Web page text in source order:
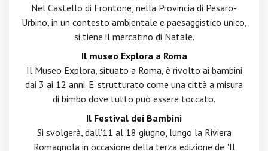
Nel Castello di Frontone, nella Provincia di Pesaro-
Urbino, in un contesto ambientale e paesaggistico unico,
si tiene il mercatino di Natale.
Il museo Explora a Roma
Il Museo Explora, situato a Roma, è rivolto ai bambini
dai 3 ai 12 anni. E' strutturato come una città a misura
di bimbo dove tutto può essere toccato.
Il Festival dei Bambini
Si svolgerà, dall’11 al 18 giugno, lungo la Riviera
Romagnola in occasione della terza edizione de "Il